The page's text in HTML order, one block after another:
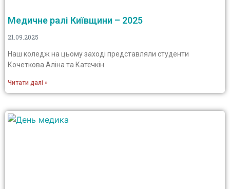
Медичне ралі Київщини – 2025
21.09.2025
Наш коледж на цьому заході представляли студенти
Кочеткова Аліна та Катєчкін
Читати далі »